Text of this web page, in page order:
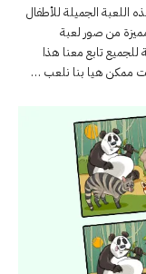
الجميلة للأطفال
من صور لعبة
للجميع تابع معنا هذا
ممكن هيا بنا نلعب …